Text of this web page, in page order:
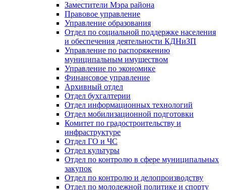
Заместители Мэра района
Правовое управление
Управление образования
Отдел по социальной поддержке населения
и обеспечения деятельности КДНиЗП
Управление по распоряжению
муниципальным имуществом
Управление по экономике
Финансовое управление
Архивный отдел
Отдел бухгалтерии
Отдел информационных технологий
Отдел мобилизационной подготовки
Комитет по градостроительству и
инфраструктуре
Отдел ГО и ЧС
Отдел культуры
Отдел по контролю в сфере муниципальных
закупок
Отдел по контролю и делопроизводству
Отдел по молодежной политике и спорту